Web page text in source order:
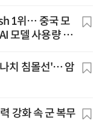
1위… 중국 모
모델 사용량 순
치 침몰선'… 암
강화 속 군 복무